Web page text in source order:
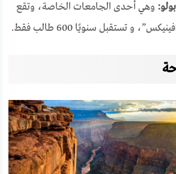
وهي أحدى الجامعات الخاصة، وتقع
و تستقبل سنويًا 600 طالب فقط.